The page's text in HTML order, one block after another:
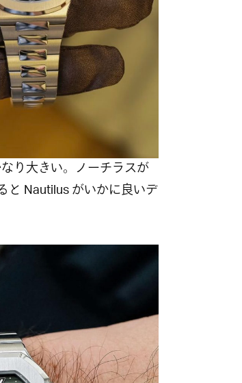
り大きい。ノーチラスが
と Nautilus がいかに良いデ